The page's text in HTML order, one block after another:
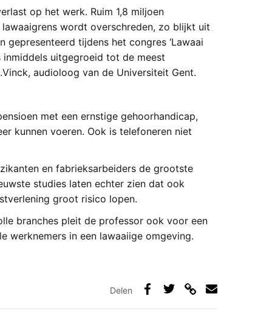
op het werk. Ruim 1,8 miljoen
wordt overschreden, zo blijkt uit
tijdens het congres ‘Lawaai
inmiddels uitgegroeid tot de meest
audioloog van de Universiteit Gent.
met een ernstige gehoorhandicap,
kunnen voeren. Ook is telefoneren niet
en fabrieksarbeiders de grootste
studies laten echter zien dat ook
groot risico lopen.
branches pleit de professor ook voor een
werknemers in een lawaaiige omgeving.
Delen